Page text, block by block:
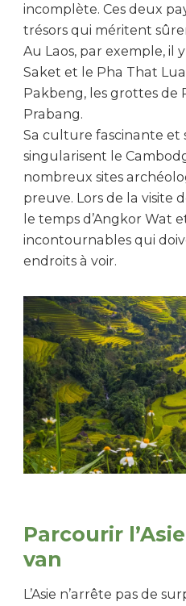
incomplète. Ces deux
trésors qui méritent
Au Laos, par exemple, il
Saket et le Pha That
Pakbeng, les grottes de
Prabang.
Sa culture fascinante et
singularisent le
nombreux sites
preuve. Lors de la visite
le temps d’Angkor Wat
incontournables qui
endroits à voir.
Parcourir
van
L’Asie n’arrête pas de